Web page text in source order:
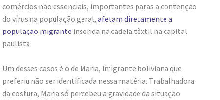
comércios não essenciais, importantes paras a contenção
do vírus na população geral, afetam diretamente a
população migrante inserida na cadeia têxtil na capital
paulista
Um desses casos é o de Maria, imigrante boliviana que
preferiu não ser identificada nessa matéria. Trabalhadora
da costura, Maria só percebeu a gravidade da situação